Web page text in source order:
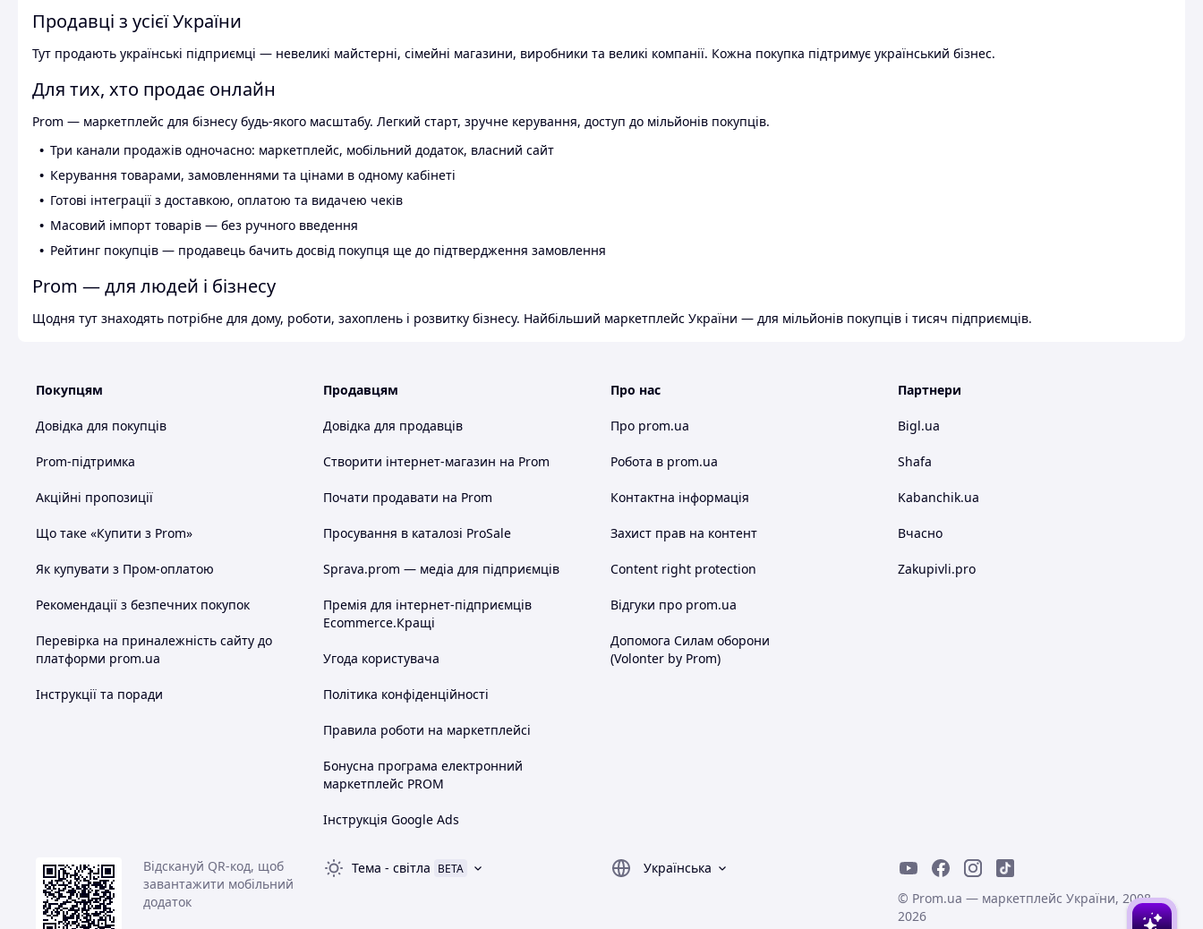
Продавці з усієї України
Тут продають українські підприємці — невеликі майстерні, сімейні магазини, виробники та великі компанії. Кожна покупка підтримує український бізнес.
Для тих, хто продає онлайн
Prom — маркетплейс для бізнесу будь-якого масштабу. Легкий старт, зручне керування, доступ до мільйонів покупців.
Три канали продажів одночасно: маркетплейс, мобільний додаток, власний сайт
Керування товарами, замовленнями та цінами в одному кабінеті
Готові інтеграції з доставкою, оплатою та видачею чеків
Масовий імпорт товарів — без ручного введення
Рейтинг покупців — продавець бачить досвід покупця ще до підтвердження замовлення
Prom — для людей і бізнесу
Щодня тут знаходять потрібне для дому, роботи, захоплень і розвитку бізнесу. Найбільший маркетплейс України — для мільйонів покупців і тисяч підприємців.
Покупцям
Довідка для покупців
Prom-підтримка
Акційні пропозиції
Що таке «Купити з Prom»
Як купувати з Пром-оплатою
Рекомендації з безпечних покупок
Перевірка на приналежність сайту до
платформи prom.ua
Інструкції та поради
Продавцям
Довідка для продавців
Створити інтернет-магазин на Prom
Почати продавати на Prom
Просування в каталозі ProSale
Sprava.prom — медіа для підприємців
Премія для інтернет-підприємців
Ecommerce.Кращі
Угода користувача
Політика конфіденційності
Правила роботи на маркетплейсі
Бонусна програма електронний
маркетплейс PROM
Інструкція Google Ads
Про нас
Про prom.ua
Робота в prom.ua
Контактна інформація
Захист прав на контент
Content right protection
Відгуки про prom.ua
Допомога Силам оборони
(Volonter by Prom)
Партнери
Bigl.ua
Shafa
Kabanchik.ua
Вчасно
Zakupivli.pro
Відскануй QR-код, щоб
завантажити мобільний
додаток
Тема - світла BETA
Українська
© Prom.ua — маркетплейс України, 2008-
2026